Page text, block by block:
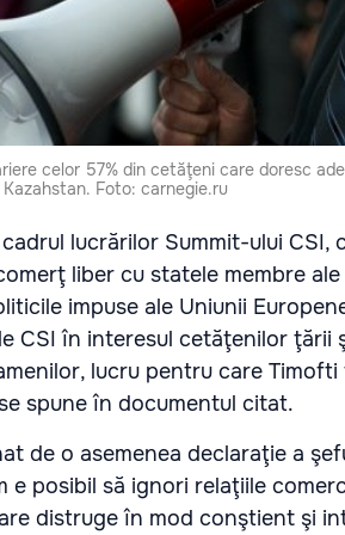
celor 57% din cetăţeni care doresc
Foto: carnegie.ru
lucrărilor Summit-ului CSI,
liber cu statele membre
impuse ale Uniunii
CSI în interesul cetăţenilor ţării
lucru pentru care Timofti
spune în documentul citat.
de o asemenea declaraţie a
e posibil să ignori relaţiile
distruge în mod conştient şi